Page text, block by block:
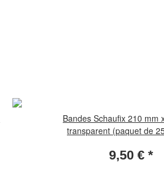
Bandes Schaufix 210 mm
transparent (paquet de
9,50 € *